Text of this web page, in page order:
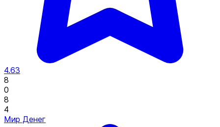
4.63
8
0
8
4
Мир Денег